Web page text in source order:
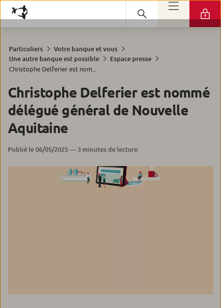
Particuliers
Votre banque et vous
Une autre banque est possible
Espace presse
Christophe Delferier est nom...
Christophe Delferier est nommé
délégué général de Nouvelle
Aquitaine
Publié le 06/05/2025 — 3 minutes de lecture